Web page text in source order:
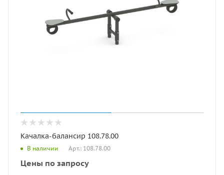
Качалка-балансир 108.78.00
В наличии Арт.: 108.78.00
Цены по запросу